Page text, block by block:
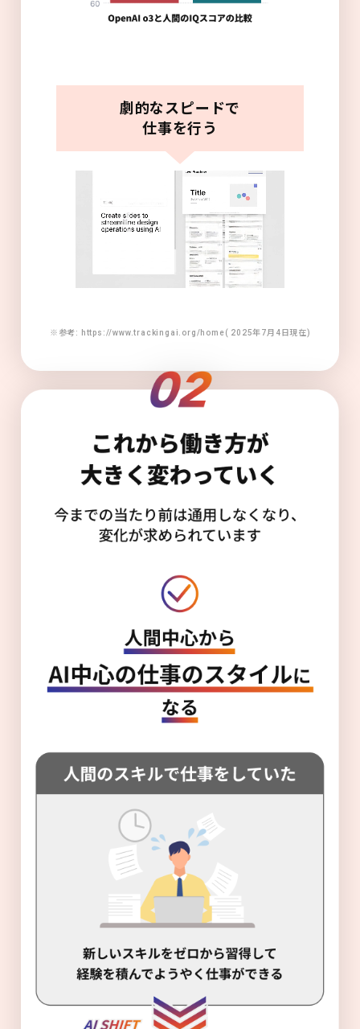
劇的なスピードで
仕事を行う
※参考: https://www.trackingai.org/home( 2025年7月4日現在)